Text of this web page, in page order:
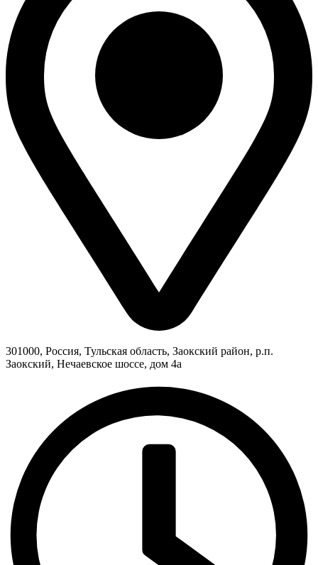
301000, Россия, Тульская область, Заокский район, р.п.
Заокский, Нечаевское шоссе, дом 4а